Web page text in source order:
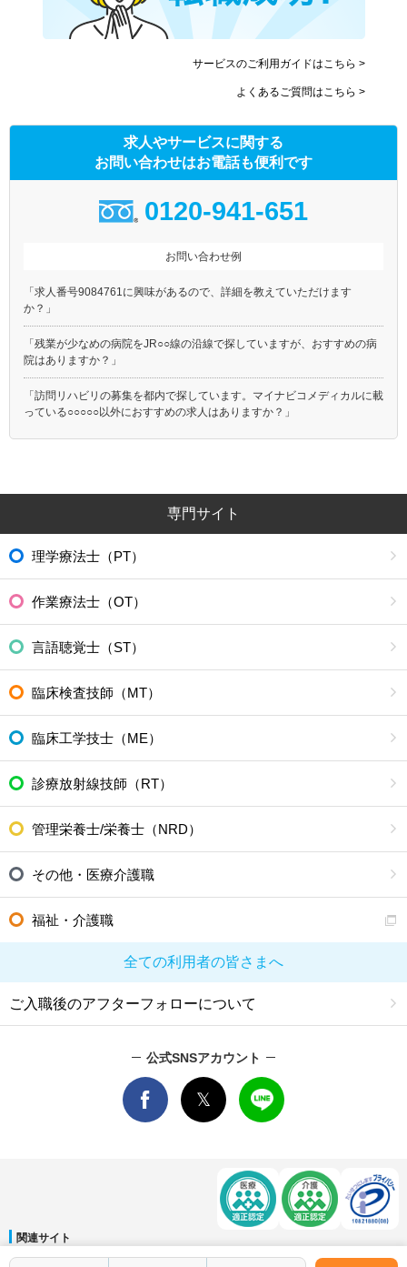
サービスのご利用ガイドはこちら >
よくあるご質問はこちら >
求人やサービスに関する
お問い合わせはお電話も便利です
0120-941-651
お問い合わせ例
「求人番号9084761に興味があるので、詳細を教えていただけます
か？」
「残業が少なめの病院をJR○○線の沿線で探していますが、おすすめの病
院はありますか？」
「訪問リハビリの募集を都内で探しています。マイナビコメディカルに載
っている○○○○○以外におすすめの求人はありますか？」
専門サイト
理学療法士（PT）
作業療法士（OT）
言語聴覚士（ST）
臨床検査技師（MT）
臨床工学技士（ME）
診療放射線技師（RT）
管理栄養士/栄養士（NRD）
その他・医療介護職
福祉・介護職
全ての利用者の皆さまへ
ご入職後のアフターフォローについて
公式SNSアカウント
関連サイト
マイナビDOCTOR│マイナビ看護師│マイナビ薬剤師│マイナビ保育士